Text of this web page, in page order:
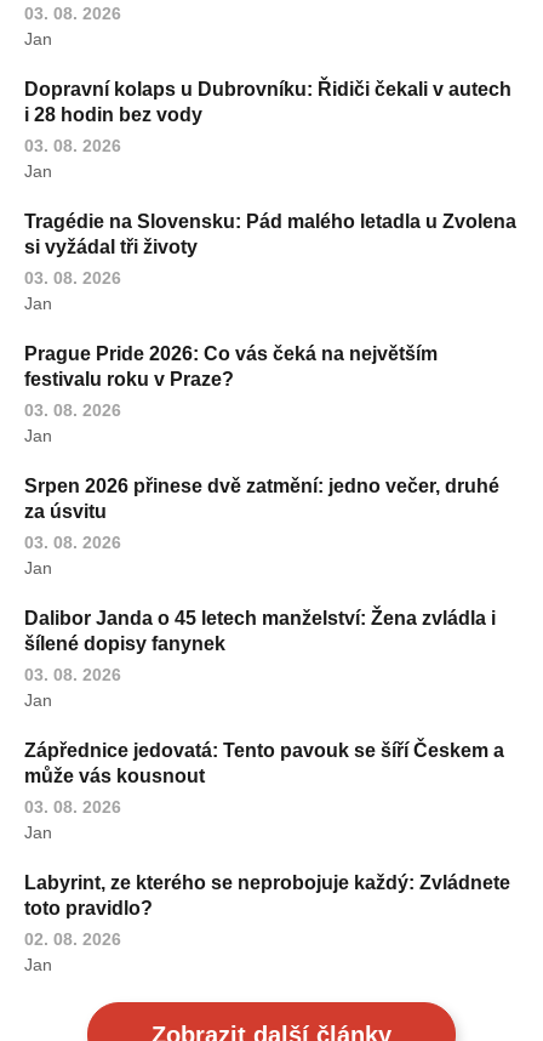
03. 08. 2026
Jan
Dopravní kolaps u Dubrovníku: Řidiči čekali v autech
i 28 hodin bez vody
03. 08. 2026
Jan
Tragédie na Slovensku: Pád malého letadla u Zvolena
si vyžádal tři životy
03. 08. 2026
Jan
Prague Pride 2026: Co vás čeká na největším
festivalu roku v Praze?
03. 08. 2026
Jan
Srpen 2026 přinese dvě zatmění: jedno večer, druhé
za úsvitu
03. 08. 2026
Jan
Dalibor Janda o 45 letech manželství: Žena zvládla i
šílené dopisy fanynek
03. 08. 2026
Jan
Zápřednice jedovatá: Tento pavouk se šíří Českem a
může vás kousnout
03. 08. 2026
Jan
Labyrint, ze kterého se neprobojuje každý: Zvládnete
toto pravidlo?
02. 08. 2026
Jan
Zobrazit další články